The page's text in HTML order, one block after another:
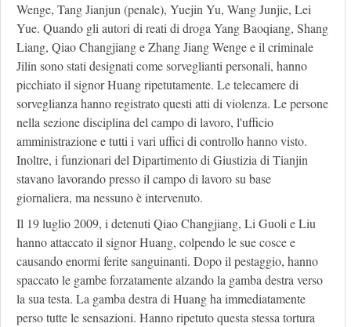
Wenge, Tang Jianjun (penale), Yuejin Yu, Wang Junjie, Lei
Yue. Quando gli autori di reati di droga Yang Baoqiang, Shang
Liang, Qiao Changjiang e Zhang Jiang Wenge e il criminale
Jilin sono stati designati come sorveglianti personali, hanno
picchiato il signor Huang ripetutamente. Le telecamere di
sorveglianza hanno registrato questi atti di violenza. Le persone
nella sezione disciplina del campo di lavoro, l'ufficio
amministrazione e tutti i vari uffici di controllo hanno visto.
Inoltre, i funzionari del Dipartimento di Giustizia di Tianjin
stavano lavorando presso il campo di lavoro su base
giornaliera, ma nessuno è intervenuto.
Il 19 luglio 2009, i detenuti Qiao Changjiang, Li Guoli e Liu
hanno attaccato il signor Huang, colpendo le sue cosce e
causando enormi ferite sanguinanti. Dopo il pestaggio, hanno
spaccato le gambe forzatamente alzando la gamba destra verso
la sua testa. La gamba destra di Huang ha immediatamente
perso tutte le sensazioni. Hanno ripetuto questa stessa tortura